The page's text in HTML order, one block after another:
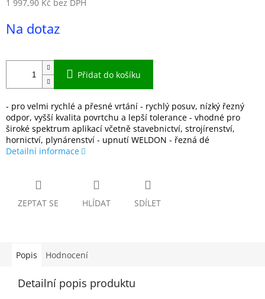
1 997,90 Kč bez DPH
cena:
Na dotaz
Přidat do košíku
- pro velmi rychlé a přesné vrtání - rychlý posuv, nízký řezný
odpor, vyšší kvalita povrtchu a lepší tolerance - vhodné pro
široké spektrum aplikací včetně stavebnictví, strojírenství,
hornictví, plynárenství - upnutí WELDON - řezná dé
Detailní informace
ZEPTAT SE HLÍDAT SDÍLET
Popis Hodnocení
Detailní popis produktu